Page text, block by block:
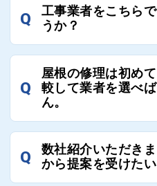
Q
工事業者をこちら
うか？
お客様のご要望をお聞き
最大3社まで選定し、ご
そのため、お客様に比
Q
屋根の修理は初め
較して業者を選べ
ん。
選定基準はお客様によっ
ろんのこと、実績面や保
Q
数社紹介いただき
から提案を受けた